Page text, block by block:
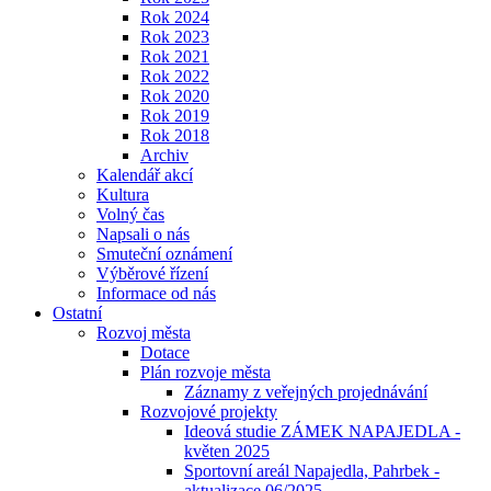
Rok 2024
Rok 2023
Rok 2021
Rok 2022
Rok 2020
Rok 2019
Rok 2018
Archiv
Kalendář akcí
Kultura
Volný čas
Napsali o nás
Smuteční oznámení
Výběrové řízení
Informace od nás
Ostatní
Rozvoj města
Dotace
Plán rozvoje města
Záznamy z veřejných projednávání
Rozvojové projekty
Ideová studie ZÁMEK NAPAJEDLA -
květen 2025
Sportovní areál Napajedla, Pahrbek -